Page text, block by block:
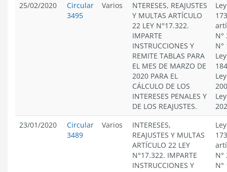
25/02/2020
Circular
3495
Varios
NTERESES, REAJUSTES
Y MULTAS ARTÍCULO
22 LEY N°17.322.
IMPARTE
INSTRUCCIONES Y
REMITE TABLAS PARA
EL MES DE MARZO DE
2020 PARA EL
CÁLCULO DE LOS
INTERESES PENALES Y
DE LOS REAJUSTES.
N°
N°
23/01/2020
Circular
3489
Varios
INTERESES,
REAJUSTES Y MULTAS
ARTÍCULO 22 LEY
N°17.322. IMPARTE
INSTRUCCIONES Y
N°
N°